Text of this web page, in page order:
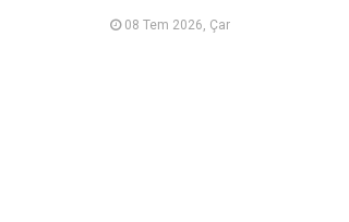
08 Tem 2026, Çar